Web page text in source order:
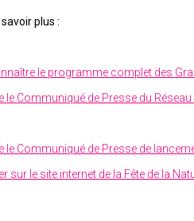
savoir plus :
le programme complet des
le Communiqué de Presse du
le Communiqué de Presse de
sur le site internet de la Fête de la